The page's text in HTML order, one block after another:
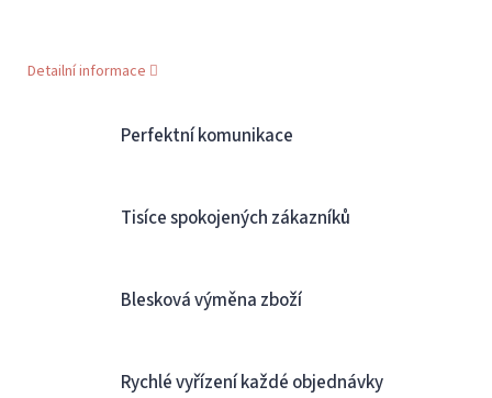
Detailní informace
Perfektní komunikace
Tisíce spokojených zákazníků
Blesková výměna zboží
Rychlé vyřízení každé objednávky